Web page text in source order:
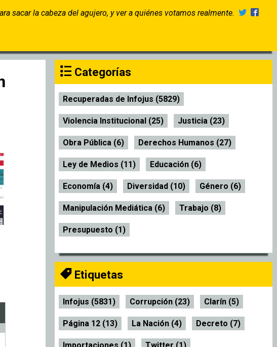
sacar la cabeza del agujero, y ver a quiénes votamos realmente.
Categorías
Recuperadas de Infojus (5829)
Violencia Institucional (25) Justicia (23)
Obra Pública (6) Derechos Humanos (27)
Ley de Medios (11) Educación (6)
Economía (4) Diversidad (10) Género (6)
Manipulación Mediática (6) Trabajo (8)
Presupuesto (1)
Etiquetas
Infojus (5831) Corrupción (23) Clarín (5)
Página 12 (13) La Nación (4) Decreto (7)